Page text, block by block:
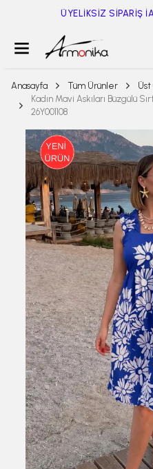
750TL
Anasayfa Tüm Ürünler
Kadın Mavi Askıları Büzgülü
26Y001108